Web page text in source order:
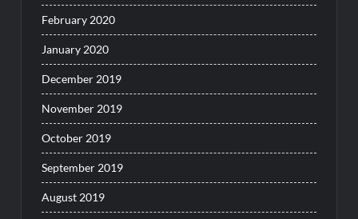
February 2020
January 2020
December 2019
November 2019
October 2019
September 2019
August 2019